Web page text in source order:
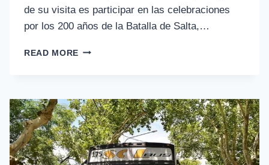
de su visita es participar en las celebraciones
por los 200 años de la Batalla de Salta,…
READ MORE